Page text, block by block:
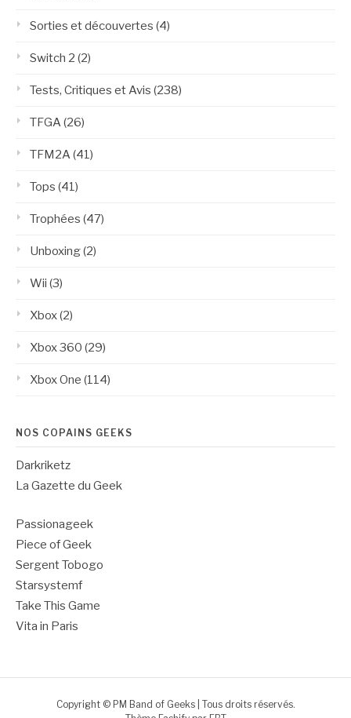
Sorties et découvertes (4)
Switch 2 (2)
Tests, Critiques et Avis (238)
TFGA(26)
TFM2A(41)
Tops (41)
Trophées (47)
Unboxing(2)
Wii (3)
Xbox(2)
Xbox 360 (29)
Xbox One (114)
NOS COPAINS GEEKS
Darkriketz
La Gazette du Geek
Passionageek
Piece of Geek
Sergent Tobogo
Starsystemf
Take This Game
Vita in Paris
Copyright © PM Band of Geeks | Tous droits réservés.